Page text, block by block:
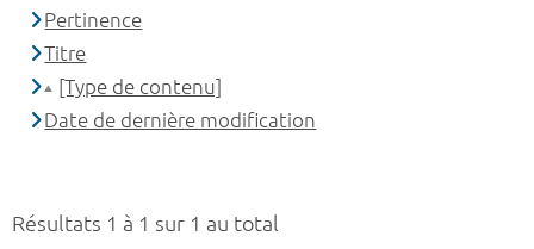
Résultats 1 à 1 sur 1 au total
Pertinence
Titre
[Type de contenu]
Date de dernière modification